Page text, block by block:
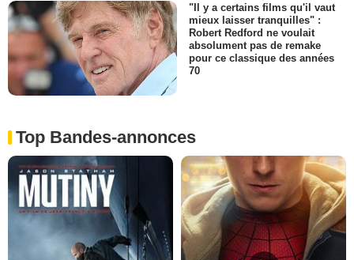
"Il y a certains films qu'il vaut
mieux laisser tranquilles" :
Robert Redford ne voulait
absolument pas de remake
pour ce classique des années
70
Top Bandes-annonces